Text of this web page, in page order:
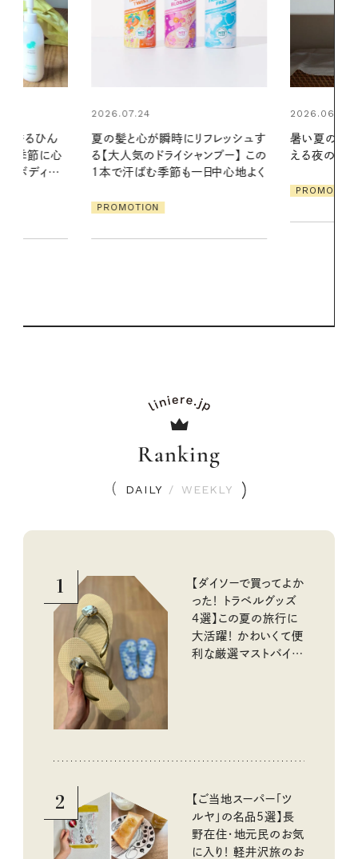
レッシュす
プー】 この
中心地よく
2026.06.01
暑い夏のナイトルーティン。私を整
える夜の爽やかご褒美ケア
2026.06.01
お出かけ前
の一日。汗ば
Ranking
DAILY / WEEKLY
1
【ダイソーで買ってよか
った！ トラベルグッズ
4選】この夏の旅行に
大活躍！ かわいくて便
利な厳選マストバイア
2
【ご当地スーパー「ツ
ルヤ」の名品5選】長
野在住・地元民のお気
に入り！ 軽井沢旅のお